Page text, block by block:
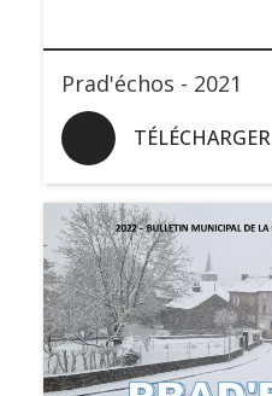
Prad'échos - 2021
TÉLÉCHARGER